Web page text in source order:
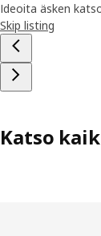
Ideoita äsken
Skip listing
Katso